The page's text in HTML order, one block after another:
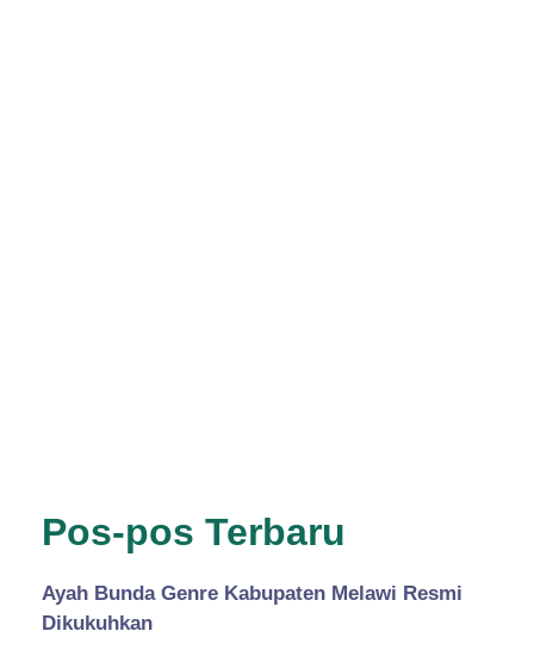
Pos-pos Terbaru
Ayah Bunda Genre Kabupaten Melawi Resmi
Dikukuhkan